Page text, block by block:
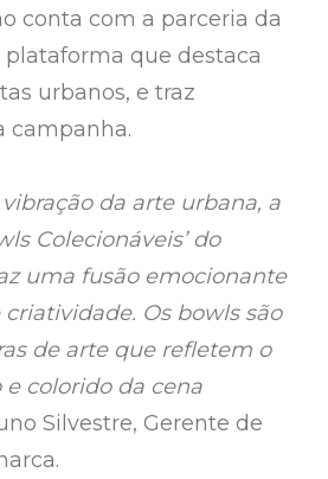
conta com a parceria da
que destaca
urbanos, e traz
campanha.
da arte urbana, a
Colecionáveis’ do
uma fusão emocionante
Os bowls são
de arte que refletem o
colorido da cena
Silvestre, Gerente de